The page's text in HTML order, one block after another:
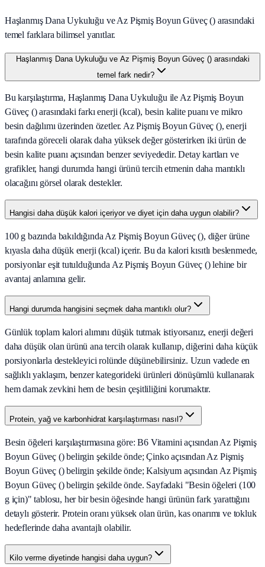
Haşlanmış Dana Uykuluğu ve Az Pişmiş Boyun Güveç () arasındaki
temel farklara bilimsel yanıtlar.
Haşlanmış Dana Uykuluğu ve Az Pişmiş Boyun Güveç () arasındaki
temel fark nedir?
Bu karşılaştırma, Haşlanmış Dana Uykuluğu ile Az Pişmiş Boyun
Güveç () arasındaki farkı enerji (kcal), besin kalite puanı ve mikro
besin dağılımı üzerinden özetler. Az Pişmiş Boyun Güveç (), enerji
tarafında göreceli olarak daha yüksek değer gösterirken iki ürün de
besin kalite puanı açısından benzer seviyededir. Detay kartları ve
grafikler, hangi durumda hangi ürünü tercih etmenin daha mantıklı
olacağını görsel olarak destekler.
Hangisi daha düşük kalori içeriyor ve diyet için daha uygun olabilir?
100 g bazında bakıldığında Az Pişmiş Boyun Güveç (), diğer ürüne
kıyasla daha düşük enerji (kcal) içerir. Bu da kalori kısıtlı beslenmede,
porsiyonlar eşit tutulduğunda Az Pişmiş Boyun Güveç () lehine bir
avantaj anlamına gelir.
Hangi durumda hangisini seçmek daha mantıklı olur?
Günlük toplam kalori alımını düşük tutmak istiyorsanız, enerji değeri
daha düşük olan ürünü ana tercih olarak kullanıp, diğerini daha küçük
porsiyonlarla destekleyici rolünde düşünebilirsiniz. Uzun vadede en
sağlıklı yaklaşım, benzer kategorideki ürünleri dönüşümlü kullanarak
hem damak zevkini hem de besin çeşitliliğini korumaktır.
Protein, yağ ve karbonhidrat karşılaştırması nasıl?
Besin öğeleri karşılaştırmasına göre: B6 Vitamini açısından Az Pişmiş
Boyun Güveç () belirgin şekilde önde; Çinko açısından Az Pişmiş
Boyun Güveç () belirgin şekilde önde; Kalsiyum açısından Az Pişmiş
Boyun Güveç () belirgin şekilde önde. Sayfadaki "Besin öğeleri (100
g için)" tablosu, her bir besin öğesinde hangi ürünün fark yarattığını
detaylı gösterir. Protein oranı yüksek olan ürün, kas onarımı ve tokluk
hedeflerinde daha avantajlı olabilir.
Kilo verme diyetinde hangisi daha uygun?